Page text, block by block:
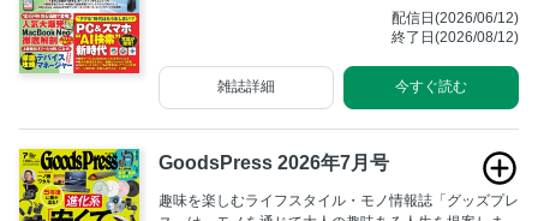
配信日(2026/06/12)
終了日(2026/08/12)
今すぐ読む
雑誌詳細
GoodsPress 2026年7月号
趣味を楽しむライフスタイル・モノ情報誌「グッズプレ